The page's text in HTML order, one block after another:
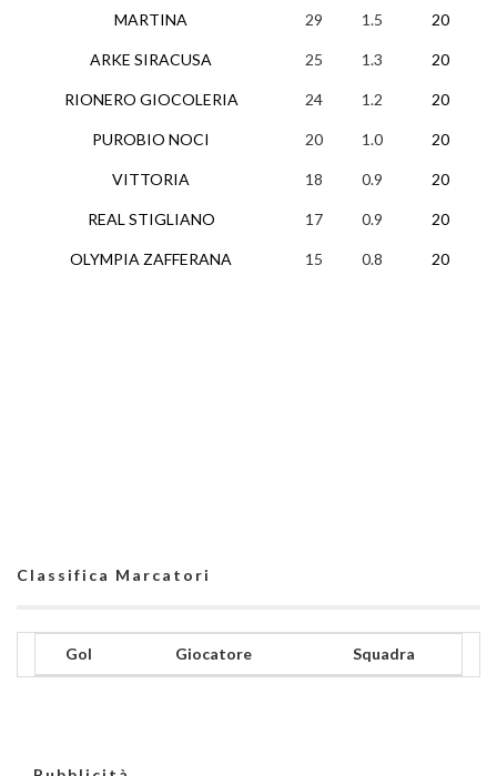
MARTINA
ARKE SIRACUSA
RIONERO GIOCOLERIA
PUROBIO NOCI
VITTORIA
REAL STIGLIANO
OLYMPIA ZAFFERANA
29 1.5 20
25 1.3 20
24 1.2 20
20 1.0 20
18 0.9 20
17 0.9 20
15 0.8 20
Classifica Marcatori
Gol Giocatore Squadra